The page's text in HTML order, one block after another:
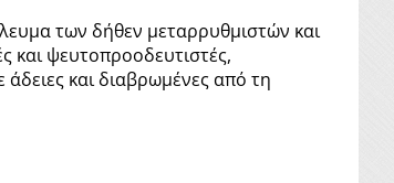
των δήθεν μεταρρυθμιστών και
και ψευτοπροοδευτιστές,
και διαβρωμένες από τη